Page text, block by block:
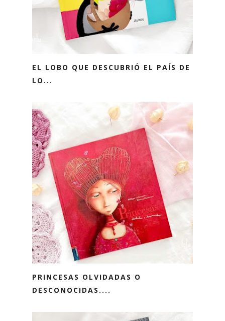
EL LOBO QUE DESCUBRIÓ EL PAÍS DE
LO...
PRINCESAS OLVIDADAS O
DESCONOCIDAS....